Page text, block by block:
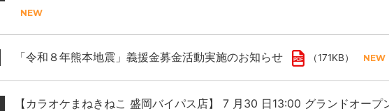
「令和８年熊本地震」義援金募金活動実施のお知らせ （171KB）
【カラオケまねきねこ 盛岡バイパス店】 7 月30 日13:00 グランドオープ